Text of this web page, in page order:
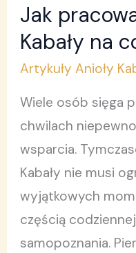
Jak
Kabały na
Artykuły Anioły
Wiele osób sięga
chwilach
wsparcia.
Kabały nie musi
wyjątkowych
częścią
samopoznania.
Jak
pracować
Kabały
na
co
dzień?